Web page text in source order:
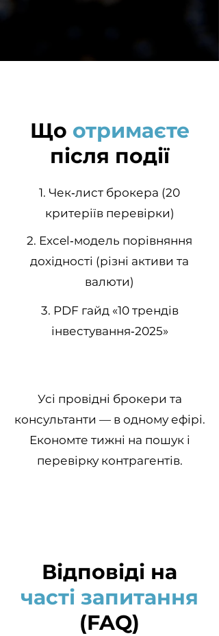
Що отримаєте
після події
1. Чек‑лист брокера (20
критеріїв перевірки)
2. Excel‑модель порівняння
дохідності (різні активи та
валюти)
3. PDF гайд «10 трендів
інвестування‑2025»
​Усі провідні брокери та
консультанти — в одному ефірі.
Економте тижні на пошук і
перевірку контрагентів.
Відповіді на
часті запитання
(FAQ)